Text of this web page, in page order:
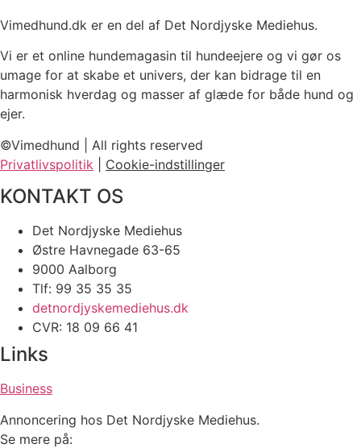
Vimedhund.dk er en del af Det Nordjyske Mediehus.
Vi er et online hundemagasin til hundeejere og vi gør os
umage for at skabe et univers, der kan bidrage til en
harmonisk hverdag og masser af glæde for både hund og
ejer.
©Vimedhund | All rights reserved
Privatlivspolitik
Cookie-indstillinger
KONTAKT OS
Det Nordjyske Mediehus
Østre Havnegade 63-65
9000 Aalborg
Tlf: 99 35 35 35
detnordjyskemediehus.dk
CVR: 18 09 66 41
Links
Business
Annoncering hos Det Nordjyske Mediehus.
Se mere på: